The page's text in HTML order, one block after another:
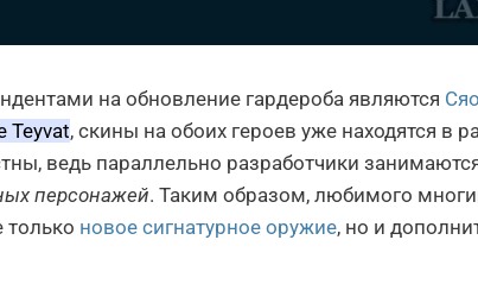
на обновление гардероба являются Сяо
Teyvat, скины на обоих героев уже находятся в
ведь параллельно разработчики
персонажей. Таким образом, любимого
только новое сигнатурное оружие, но и